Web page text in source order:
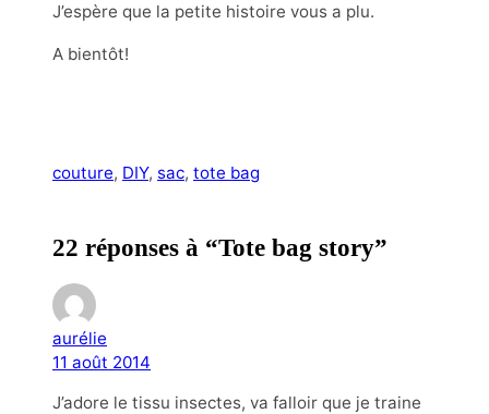
J’espère que la petite histoire vous a plu.
A bientôt!
couture, DIY, sac, tote bag
22 réponses à “Tote bag story”
aurélie
11 août 2014
J’adore le tissu insectes, va falloir que je traine